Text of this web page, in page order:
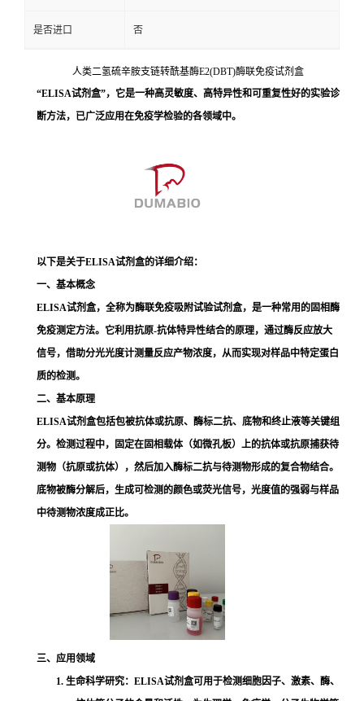
是否进口 否
人类二氢硫辛胺支链转酰基酶E2(DBT)酶联免疫试剂盒
“ELISA试剂盒”，它是一种高灵敏度、高特异性和可重复性好的实验诊
断方法，已广泛应用在免疫学检验的各领域中。
以下是关于ELISA试剂盒的详细介绍：
一、基本概念
ELISA试剂盒，全称为酶联免疫吸附试验试剂盒，是一种常用的固相酶
免疫测定方法。它利用抗原-抗体特异性结合的原理，通过酶反应放大
信号，借助分光光度计测量反应产物浓度，从而实现对样品中特定蛋白
质的检测。
二、基本原理
ELISA试剂盒包括包被抗体或抗原、酶标二抗、底物和终止液等关键组
分。检测过程中，固定在固相载体（如微孔板）上的抗体或抗原捕获待
测物（抗原或抗体），然后加入酶标二抗与待测物形成的复合物结合。
底物被酶分解后，生成可检测的颜色或荧光信号，光度值的强弱与样品
中待测物浓度成正比。
三、应用领域
1. 生命科学研究：ELISA试剂盒可用于检测细胞因子、激素、酶、